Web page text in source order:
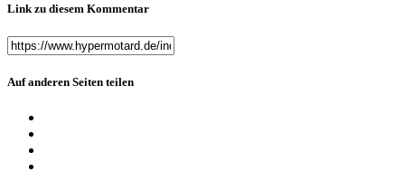
Link zu diesem Kommentar
Auf anderen Seiten teilen